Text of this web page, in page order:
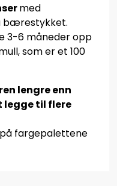
med
bærestykket.
3-6 måneder opp
som er et 100
lengre enn
legge til flere
på fargepalettene